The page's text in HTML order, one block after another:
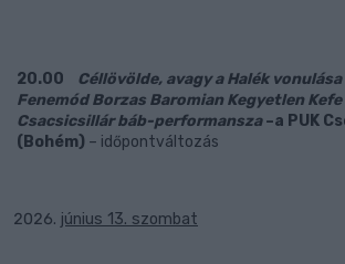
20.00 Céllövölde, avagy a Halék vonulása
Fenemód Borzas Baromian Kegyetlen
Csacsicsillár báb-performansza–a PUK
(Bohém) – időpontváltozás
június 13. szombat